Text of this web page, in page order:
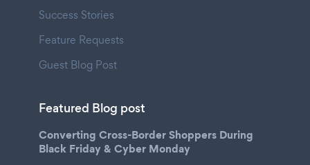
Success Stories
Feature Requests
Guest Blog Post
Featured Blog post
Converting Cross-Border Shoppers During
Black Friday & Cyber Monday